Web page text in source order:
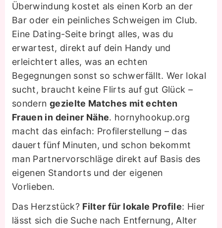
Überwindung kostet als einen Korb an der
Bar oder ein peinliches Schweigen im Club.
Eine Dating-Seite bringt alles, was du
erwartest, direkt auf dein Handy und
erleichtert alles, was an echten
Begegnungen sonst so schwerfällt. Wer lokal
sucht, braucht keine Flirts auf gut Glück –
sondern gezielte Matches mit echten
Frauen in deiner Nähe. hornyhookup.org
macht das einfach: Profilerstellung – das
dauert fünf Minuten, und schon bekommt
man Partnervorschläge direkt auf Basis des
eigenen Standorts und der eigenen
Vorlieben.
Das Herzstück? Filter für lokale Profile: Hier
lässt sich die Suche nach Entfernung, Alter